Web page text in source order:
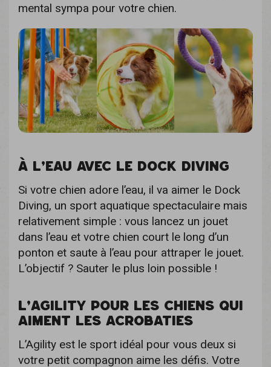
mental sympa pour votre chien.
À L’EAU AVEC LE DOCK DIVING
Si votre chien adore l’eau, il va aimer le Dock
Diving, un sport aquatique spectaculaire mais
relativement simple : vous lancez un jouet
dans l’eau et votre chien court le long d’un
ponton et saute à l’eau pour attraper le jouet.
L’objectif ? Sauter le plus loin possible !
L’AGILITY POUR LES CHIENS QUI
AIMENT LES ACROBATIES
L’Agility est le sport idéal pour vous deux si
votre petit compagnon aime les défis. Votre